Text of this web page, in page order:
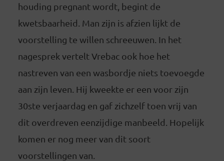
houding pregnant wordt, begint de
kwetsbaarheid. Man zijn is afzien lijkt de
voorstelling te willen schreeuwen. In het
nagesprek vertelt Vrebac ook hoe het
nastreven van een wasbordje niets toevoegde
aan zijn leven. Hij kweekte er een voor zijn
30ste verjaardag en gaf zichzelf toen vrij van
dit overdreven eenzijdige manbeeld. Hopelijk
komen er nog meer van dit soort
voorstellingen van.